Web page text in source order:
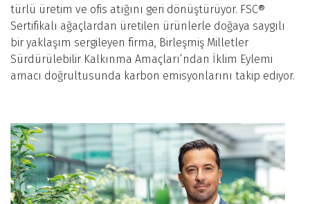
türlü üretim ve ofis atığını geri dönüştürüyor. FSC®
Sertifikalı ağaçlardan üretilen ürünlerle doğaya saygılı
bir yaklaşım sergileyen firma, Birleşmiş Milletler
Sürdürülebilir Kalkınma Amaçları’ndan İklim Eylemi
amacı doğrultusunda karbon emisyonlarını takip ediyor.